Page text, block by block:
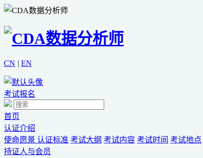
CN | EN
考试报名
首页
认证介绍
使命愿景 认证标准 考试大纲 考试内容 考试时间 考试地点
持证人与会员